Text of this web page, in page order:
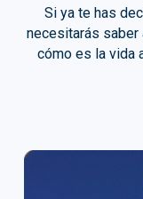
Si ya te has
necesitarás
cómo es la vida